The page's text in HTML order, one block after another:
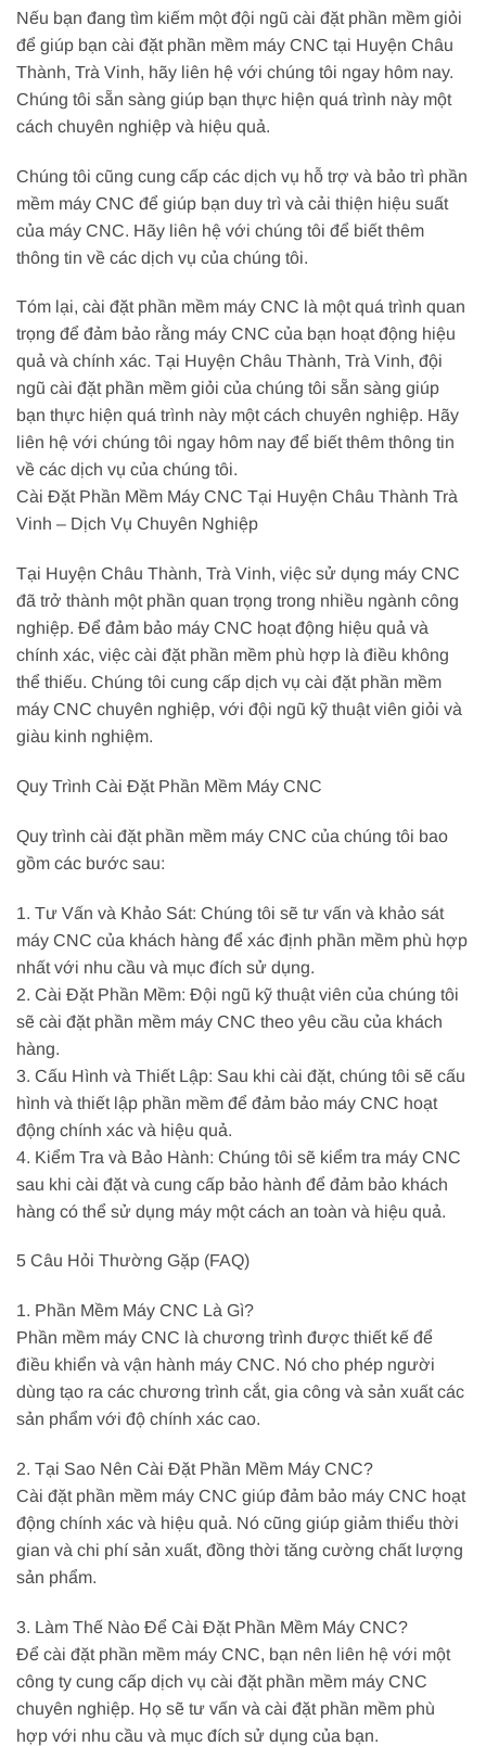
Nếu bạn đang tìm kiếm một đội ngũ cài đặt phần mềm giỏi
để giúp bạn cài đặt phần mềm máy CNC tại Huyện Châu
Thành, Trà Vinh, hãy liên hệ với chúng tôi ngay hôm nay.
Chúng tôi sẵn sàng giúp bạn thực hiện quá trình này một
cách chuyên nghiệp và hiệu quả.
Chúng tôi cũng cung cấp các dịch vụ hỗ trợ và bảo trì phần
mềm máy CNC để giúp bạn duy trì và cải thiện hiệu suất
của máy CNC. Hãy liên hệ với chúng tôi để biết thêm
thông tin về các dịch vụ của chúng tôi.
Tóm lại, cài đặt phần mềm máy CNC là một quá trình quan
trọng để đảm bảo rằng máy CNC của bạn hoạt động hiệu
quả và chính xác. Tại Huyện Châu Thành, Trà Vinh, đội
ngũ cài đặt phần mềm giỏi của chúng tôi sẵn sàng giúp
bạn thực hiện quá trình này một cách chuyên nghiệp. Hãy
liên hệ với chúng tôi ngay hôm nay để biết thêm thông tin
về các dịch vụ của chúng tôi.
Cài Đặt Phần Mềm Máy CNC Tại Huyện Châu Thành Trà
Vinh – Dịch Vụ Chuyên Nghiệp
Tại Huyện Châu Thành, Trà Vinh, việc sử dụng máy CNC
đã trở thành một phần quan trọng trong nhiều ngành công
nghiệp. Để đảm bảo máy CNC hoạt động hiệu quả và
chính xác, việc cài đặt phần mềm phù hợp là điều không
thể thiếu. Chúng tôi cung cấp dịch vụ cài đặt phần mềm
máy CNC chuyên nghiệp, với đội ngũ kỹ thuật viên giỏi và
giàu kinh nghiệm.
Quy Trình Cài Đặt Phần Mềm Máy CNC
Quy trình cài đặt phần mềm máy CNC của chúng tôi bao
gồm các bước sau:
1. Tư Vấn và Khảo Sát: Chúng tôi sẽ tư vấn và khảo sát
máy CNC của khách hàng để xác định phần mềm phù hợp
nhất với nhu cầu và mục đích sử dụng.
2. Cài Đặt Phần Mềm: Đội ngũ kỹ thuật viên của chúng tôi
sẽ cài đặt phần mềm máy CNC theo yêu cầu của khách
hàng.
3. Cấu Hình và Thiết Lập: Sau khi cài đặt, chúng tôi sẽ cấu
hình và thiết lập phần mềm để đảm bảo máy CNC hoạt
động chính xác và hiệu quả.
4. Kiểm Tra và Bảo Hành: Chúng tôi sẽ kiểm tra máy CNC
sau khi cài đặt và cung cấp bảo hành để đảm bảo khách
hàng có thể sử dụng máy một cách an toàn và hiệu quả.
5 Câu Hỏi Thường Gặp (FAQ)
1. Phần Mềm Máy CNC Là Gì?
Phần mềm máy CNC là chương trình được thiết kế để
điều khiển và vận hành máy CNC. Nó cho phép người
dùng tạo ra các chương trình cắt, gia công và sản xuất các
sản phẩm với độ chính xác cao.
2. Tại Sao Nên Cài Đặt Phần Mềm Máy CNC?
Cài đặt phần mềm máy CNC giúp đảm bảo máy CNC hoạt
động chính xác và hiệu quả. Nó cũng giúp giảm thiểu thời
gian và chi phí sản xuất, đồng thời tăng cường chất lượng
sản phẩm.
3. Làm Thế Nào Để Cài Đặt Phần Mềm Máy CNC?
Để cài đặt phần mềm máy CNC, bạn nên liên hệ với một
công ty cung cấp dịch vụ cài đặt phần mềm máy CNC
chuyên nghiệp. Họ sẽ tư vấn và cài đặt phần mềm phù
hợp với nhu cầu và mục đích sử dụng của bạn.